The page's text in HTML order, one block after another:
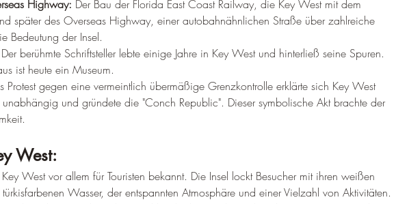
Highway: Der Bau der Florida East Coast Railway, die Key West mit dem
später des Overseas Highway, einer autobahnähnlichen Straße über zahlreiche
Bedeutung der Insel.
Der berühmte Schriftsteller lebte einige Jahre in Key West und hinterließ seine Spuren.
ist heute ein Museum.
Protest gegen eine vermeintlich übermäßige Grenzkontrolle erklärte sich Key West
und gründete die "Conch Republic". Dieser symbolische Akt brachte der
West:
West vor allem für Touristen bekannt. Die Insel lockt Besucher mit ihren weißen
Wasser, der entspannten Atmosphäre und einer Vielzahl von Aktivitäten.